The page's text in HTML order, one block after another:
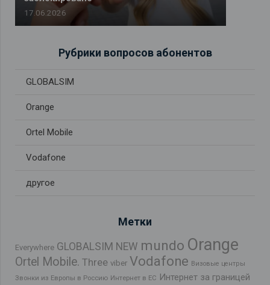
17.06.2026
Рубрики вопросов абонентов
GLOBALSIM
Orange
Ortel Mobile
Vodafone
другое
Метки
Everywhere GLOBALSIM NEW mundo Orange
Ortel Mobile. Three viber Vodafone Визовые центры
Звонки из Европы в Россию Интернет в ЕС Интернет за границей